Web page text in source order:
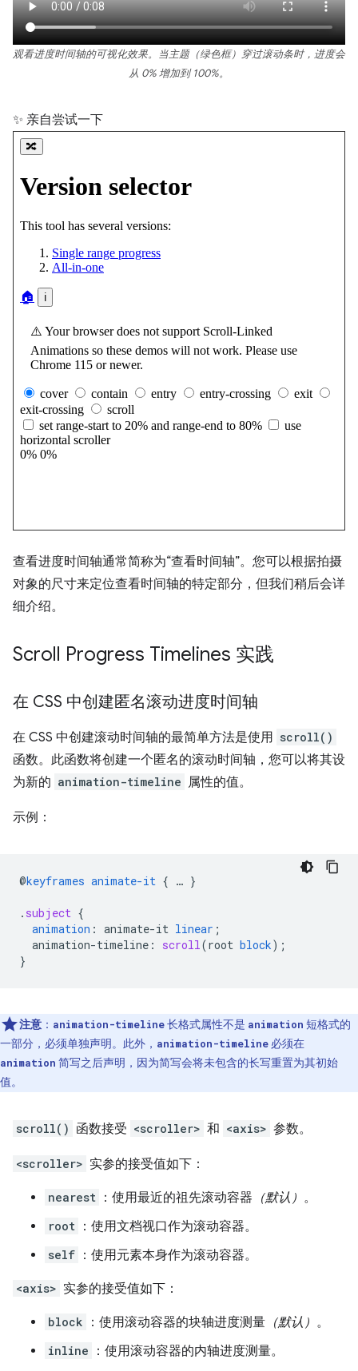
观看进度时间轴的可视化效果。当主题（绿色框）穿过滚动条时，进度会
从 0% 增加到 100%。
✨ 亲自尝试一下
查看进度时间轴通常简称为“查看时间轴”。您可以根据拍摄
对象的尺寸来定位查看时间轴的特定部分，但我们稍后会详
细介绍。
Scroll Progress Timelines 实践
在 CSS 中创建匿名滚动进度时间轴
在 CSS 中创建滚动时间轴的最简单方法是使用 scroll()
函数。此函数将创建一个匿名的滚动时间轴，您可以将其设
为新的 animation-timeline 属性的值。
示例：
@keyframes animate-it { … }
. subject {
animation : animate-it linear ;
animation-timeline : scroll(root block);
}
注意 ： animation-timeline长格式属性不是 animation 短格式的
一部分，必须单独声明。此外， animation-timeline 必须在
animation 简写之后声明，因为简写会将未包含的长写重置为其初始
值。
scroll() 函数接受 <scroller> 和 <axis> 参数。
<scroller> 实参的接受值如下：
nearest ：使用最近的祖先滚动容器 （默认） 。
root ：使用文档视口作为滚动容器。
self ：使用元素本身作为滚动容器。
<axis> 实参的接受值如下：
block ：使用滚动容器的块轴进度测量 （默认） 。
inline ：使用滚动容器的内轴进度测量。